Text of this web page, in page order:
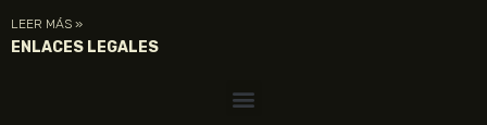
LEER MÁS »
ENLACES LEGALES